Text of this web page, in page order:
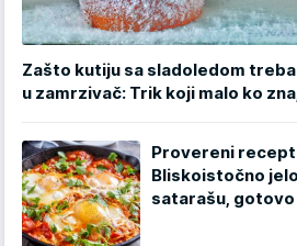
Zašto kutiju sa sladoledom
u zamrzivač: Trik koji malo ko
Provereni recept
Bliskoistočno
satarašu, gotovo